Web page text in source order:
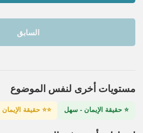
السابق
مستويات أخرى لنفس الموضوع
⭐ حقيقة الإيمان - سهل ⭐⭐ حقيقة